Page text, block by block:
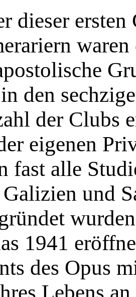
dieser ersten
den
der Clubs
eigenen
fast alle
und
1941
des Opus
Lebens